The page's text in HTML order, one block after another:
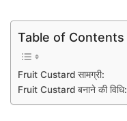
Table of Contents
Fruit Custard सामग्री:
Fruit Custard बनाने की विधि: